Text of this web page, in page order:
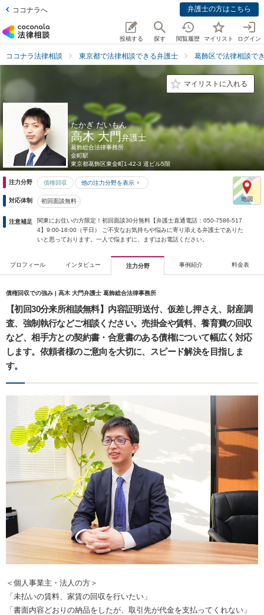
ココナラへ 弁護士の方はこちら
投稿する 探す 閲覧履歴 マイリスト ログイン
ココナラ法律相談 東京都で法律相談できる弁護士 葛飾区で法律相談で
マイリストに入れる
たかぎ だいもん
高木 大門弁護士
葛飾総合法律事務所
金町駅
東京都葛飾区東金町1-42-3 道ビル5階
注力分野 債権回収 他の注力分野を表示
対応体制 初回面談無料
注意補足
関東にお住いの方限定！初回面談30分無料【弁護士直通電話：050-7586-517
4】9:00-18:00（平日） ご不安なお気持ちや悩みに寄り添える弁護士でありた
いと思っております。一人で悩まずに、まずはお電話ください。
プロフィール インタビュー 注力分野 事例紹介 料金表
債権回収での強み | 高木 大門弁護士 葛飾総合法律事務所
【初回30分来所相談無料】内容証明送付、仮差し押さえ、財産調
査、強制執行などご相談ください。売掛金や賃料、養育費の回収
など、相手方との契約書・合意書のある債権について幅広く対応
します。依頼者様のご意向を大切に、スピード解決を目指しま
す。
＜個人事業主・法人の方＞
「未払いの賃料、家賃の回収を行いたい」
「書面内容どおりの納品をしたが、取引先が代金を支払ってくれない」